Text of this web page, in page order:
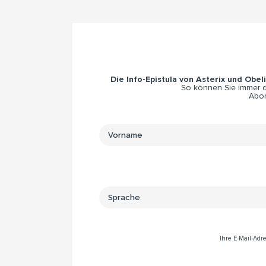
Die Info-Epistula von Asterix und
So können Sie immer
Ihre E-Mail-